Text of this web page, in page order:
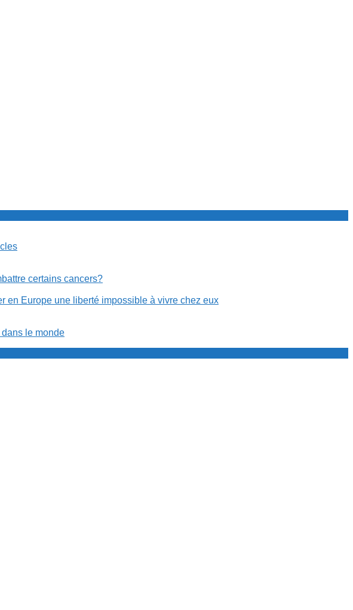
certains cancers?
en Europe une liberté impossible à vivre chez eux
le monde